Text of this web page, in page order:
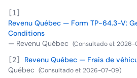
[1]
Revenu Québec — Form TP-64.3-V:
Conditions
— Revenu Québec (Consultado el:2026-
[2] Revenu Québec — Frais de
Québec (Consultado el:2026-07-09)